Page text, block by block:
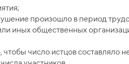
произошло в период
иных общественных
число истцов составляло